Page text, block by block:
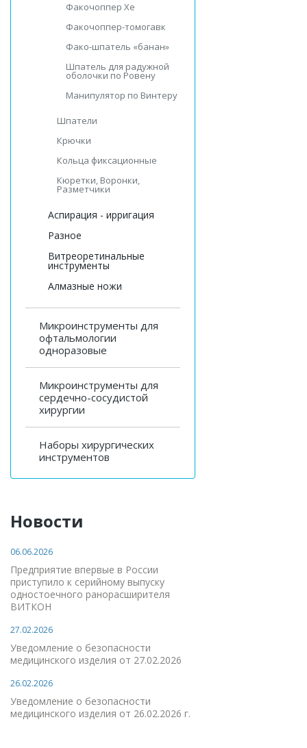
Факочоппер Хе
Факочоппер-томогавк
Фако-шпатель «банан»
Шпатель для радужной
оболочки по Ровену
Манипулятор по Винтеру
Шпатели
Крючки
Кольца фиксационные
Кюретки, Воронки,
Разметчики
Аспирация - ирригация
Разное
Витреоретинальные
инструменты
Алмазные ножи
Микроинструменты для
офтальмологии
одноразовые
Микроинструменты для
сердечно-сосудистой
хирургии
Наборы хирургических
инструментов
Новости
06.06.2026
Предприятие впервые в России
приступило к серийному выпуску
одностоечного ранорасширителя
ВИТКОН
27.02.2026
Уведомление о безопасности
медицинского изделия от 27.02.2026
26.02.2026
Уведомление о безопасности
медицинского изделия от 26.02.2026 г.